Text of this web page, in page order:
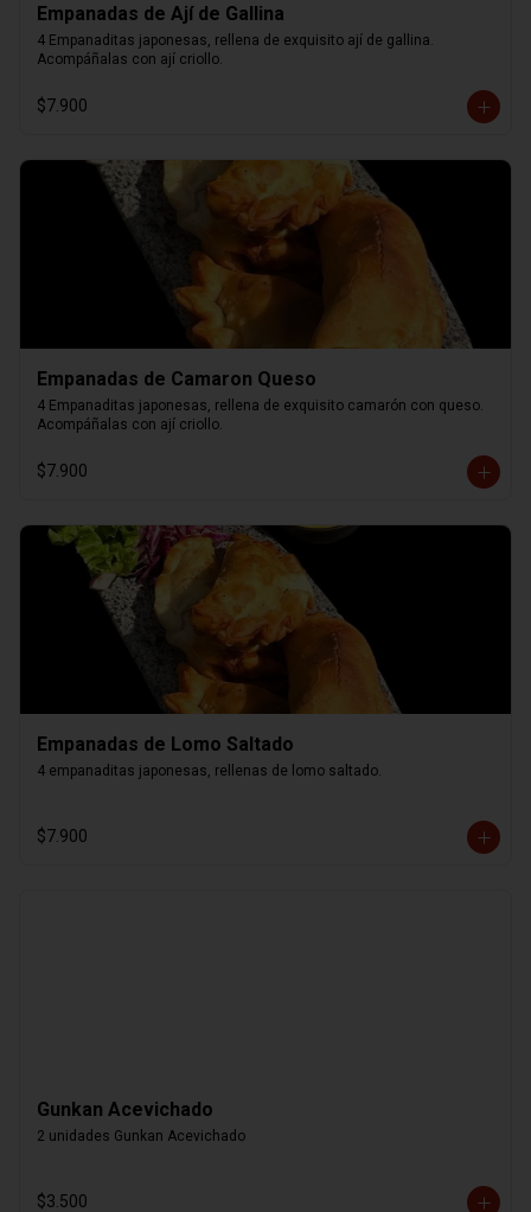
Empanadas de Ají de Gallina
4 Empanaditas japonesas, rellena de exquisito ají de gallina.
Acompáñalas con ají criollo.
$7.900
Empanadas de Camaron Queso
4 Empanaditas japonesas, rellena de exquisito camarón con queso.
Acompáñalas con ají criollo.
$7.900
Empanadas de Lomo Saltado
4 empanaditas japonesas, rellenas de lomo saltado.
$7.900
Gunkan Acevichado
2 unidades Gunkan Acevichado
$3.500